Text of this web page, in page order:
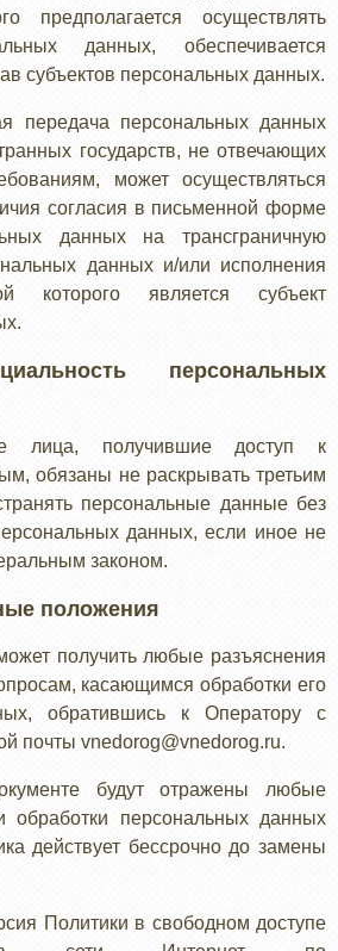
предполагается осуществлять
данных, обеспечивается
субъектов персональных данных.
передача персональных данных
государств, не отвечающих
может осуществляться
согласия в письменной форме
данных на трансграничную
данных и/или исполнения
которого является субъект
персональных
лица, получившие доступ к
обязаны не раскрывать третьим
персональные данные без
данных, если иное не
законом.
положения
получить любые разъяснения
касающимся обработки его
обратившись к Оператору с
почты vnedorog@vnedorog.ru.
будут отражены любые
обработки персональных данных
действует бессрочно до замены
Политики в свободном доступе